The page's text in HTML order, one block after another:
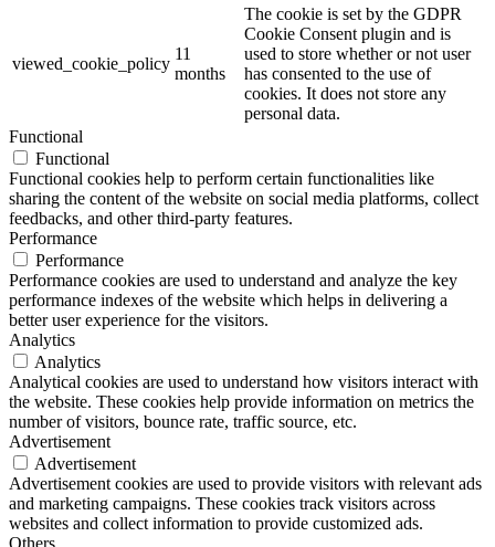
viewed_cookie_policy
11
months
The cookie is set by the GDPR
Cookie Consent plugin and is
used to store whether or not user
has consented to the use of
cookies. It does not store any
personal data.
Functional
Functional
Functional cookies help to perform certain functionalities like
sharing the content of the website on social media platforms, collect
feedbacks, and other third-party features.
Performance
Performance
Performance cookies are used to understand and analyze the key
performance indexes of the website which helps in delivering a
better user experience for the visitors.
Analytics
Analytics
Analytical cookies are used to understand how visitors interact with
the website. These cookies help provide information on metrics the
number of visitors, bounce rate, traffic source, etc.
Advertisement
Advertisement
Advertisement cookies are used to provide visitors with relevant ads
and marketing campaigns. These cookies track visitors across
websites and collect information to provide customized ads.
Others